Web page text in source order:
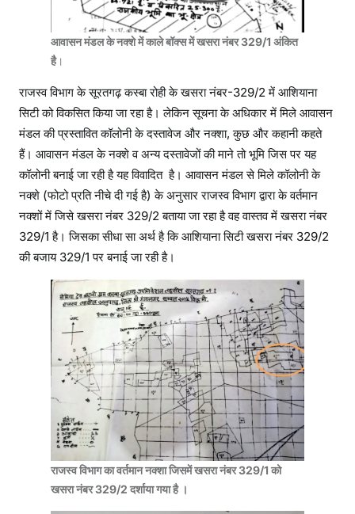
आवासन मंडल के नक्शे में काले बॉक्स में खसरा नंबर 329/1 अंकित
है।
राजस्व विभाग के सूरतगढ़ कस्बा रोही के खसरा नंबर-329/2 में आशियाना
सिटी को विकसित किया जा रहा है। लेकिन सूचना के अधिकार में मिले आवासन
मंडल की प्रस्तावित कॉलोनी के दस्तावेज और नक्शा, कुछ और कहानी कहते
हैं। आवासन मंडल के नक्शे व अन्य दस्तावेजों की माने तो भूमि जिस पर यह
कॉलोनी बनाई जा रही है यह विवादित है। आवासन मंडल से मिले कॉलोनी के
नक्शे (फोटो प्रति नीचे दी गई है) के अनुसार राजस्व विभाग द्वारा के वर्तमान
नक्शों में जिसे खसरा नंबर 329/2 बताया जा रहा है वह वास्तव में खसरा नंबर
329/1 है। जिसका सीधा सा अर्थ है कि आशियाना सिटी खसरा नंबर 329/2
की बजाय 329/1 पर बनाई जा रही है।
राजस्व विभाग का वर्तमान नक्शा जिसमें खसरा नंबर 329/1 को
खसरा नंबर 329/2 दर्शाया गया है ।